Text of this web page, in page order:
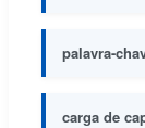
palavra-
carga de